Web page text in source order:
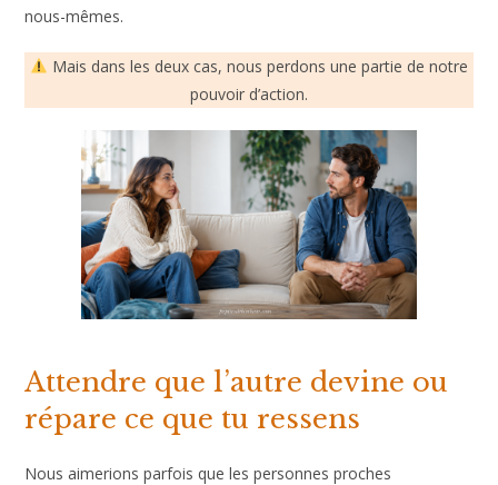
nous-mêmes.
Mais dans les deux cas, nous perdons une partie de notre
pouvoir d’action.
Attendre que l’autre devine ou
répare ce que tu ressens
Nous aimerions parfois que les personnes proches